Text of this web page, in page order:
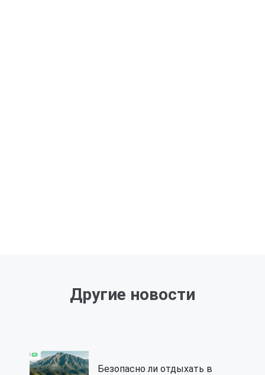
Другие новости
Безопасно ли отдыхать в